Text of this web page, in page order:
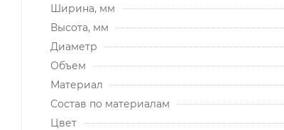
Ширина, мм
Высота, мм
Диаметр
Объем
Материал
Состав по материалам
Цвет